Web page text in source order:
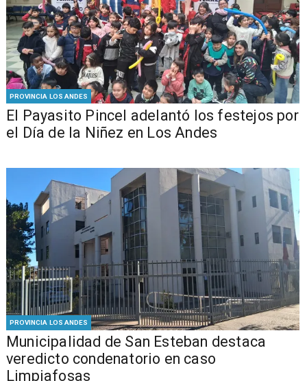
PROVINCIA LOS ANDES
El Payasito Pincel adelantó los festejos por
el Día de la Niñez en Los Andes
PROVINCIA LOS ANDES
Municipalidad de San Esteban destaca
veredicto condenatorio en caso
Limpiafosas